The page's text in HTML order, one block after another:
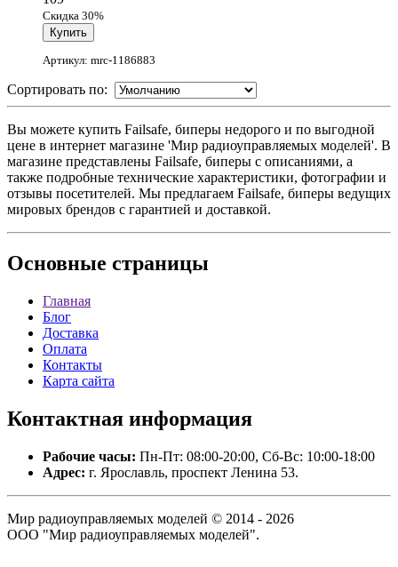
Скидка 30%
Артикул: mrc-1186883
Сортировать по:
Вы можете купить Failsafe, биперы недорого и по выгодной
цене в интернет магазине 'Мир радиоуправляемых моделей'. В
магазине представлены Failsafe, биперы с описаниями, а
также подробные технические характеристики, фотографии и
отзывы посетителей. Мы предлагаем Failsafe, биперы ведущих
мировых брендов с гарантией и доставкой.
Основные страницы
Главная
Блог
Доставка
Оплата
Контакты
Карта сайта
Контактная информация
Рабочие часы: Пн-Пт: 08:00-20:00, Сб-Вс: 10:00-18:00
Адрес: г. Ярославль, проспект Ленина 53.
Мир радиоуправляемых моделей © 2014 - 2026
ООО "Мир радиоуправляемых моделей".